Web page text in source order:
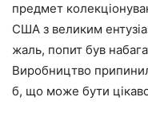
предмет
США з великим
жаль, попит був
Виробництво
б, що може бути